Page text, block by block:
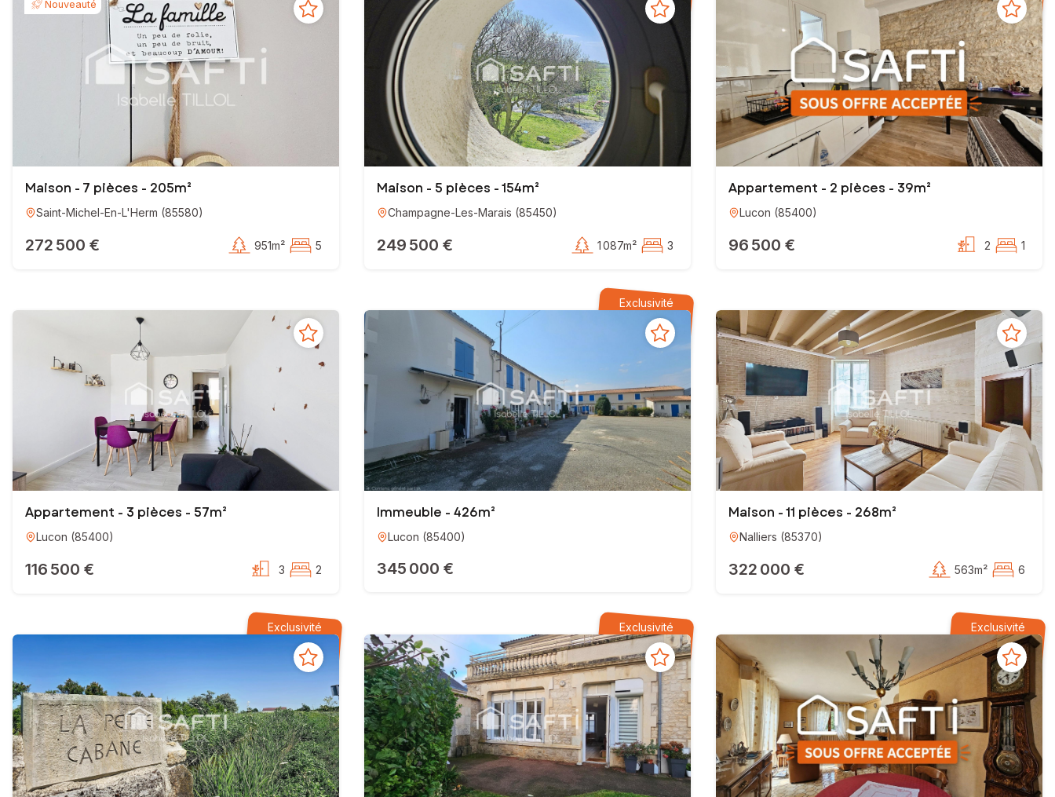
Ensemble nous ferons de votre rêve une réalité.
Isabelle TILLOL
Conseillère Indépendante en Immobilier
EI - Agent commercial - 835 323 007 RSAC LA ROCHE-SUR-YON
Nouveauté
Maison - 7 pièces - 205m²
Saint-Michel-En-L'Herm (85580)
272 500 € 951m² 5
Maison - 5 pièces - 154m²
Champagne-Les-Marais (85450)
249 500 € 1 087m² 3
Appartement - 2 pièces - 39m²
Lucon (85400)
96 500 € 2 1
Appartement - 3 pièces - 57m²
Lucon (85400)
116 500 € 3 2
Exclusivité
Immeuble - 426m²
Lucon (85400)
345 000 €
Maison - 11 pièces - 268m²
Nalliers (85370)
322 000 € 563m² 6
Exclusivité Exclusivité Exclusivité